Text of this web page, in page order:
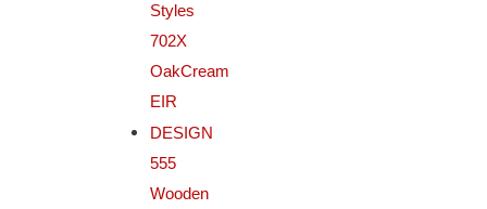
Styles
702X
OakCream
EIR
DESIGN
555
Wooden